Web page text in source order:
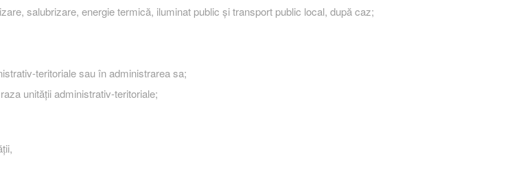
salubrizare, energie termică, iluminat public şi transport public local, după caz;
teritoriale sau în administrarea sa;
unităţii administrativ-teritoriale;